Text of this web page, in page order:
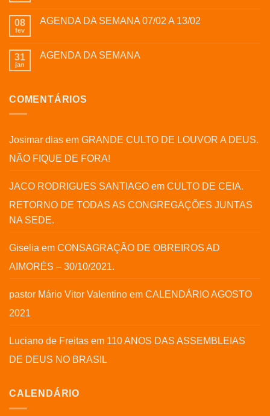
08
fev
AGENDA DA SEMANA 07/02 A 13/02
31
jan
AGENDA DA SEMANA
COMENTÁRIOS
Josimar dias em GRANDE CULTO DE LOUVOR A DEUS.
NÃO FIQUE DE FORA!
JACO RODRIGUES SANTIAGO em CULTO DE CEIA.
RETORNO DE TODAS AS CONGREGAÇÕES JUNTAS
NA SEDE.
Giselia em CONSAGRAÇÃO DE OBREIROS AD
AIMORÉS – 30/10/2021.
pastor Mário Vitor Valentino em CALENDÁRIO AGOSTO
2021
Luciano de Freitas em 110 ANOS DAS ASSEMBLEIAS
DE DEUS NO BRASIL
CALENDÁRIO